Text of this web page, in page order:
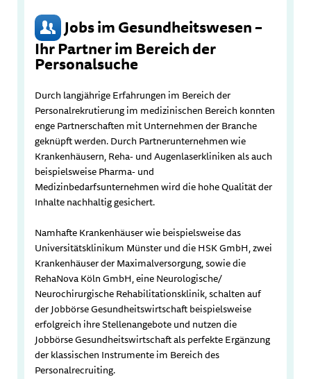
Jobs im Gesundheitswesen –
Ihr Partner im Bereich der
Personalsuche
Durch langjährige Erfahrungen im Bereich der
Personalrekrutierung im medizinischen Bereich konnten
enge Partnerschaften mit Unternehmen der Branche
geknüpft werden. Durch Partnerunternehmen wie
Krankenhäusern, Reha- und Augenlaserkliniken als auch
beispielsweise Pharma- und
Medizinbedarfsunternehmen wird die hohe Qualität der
Inhalte nachhaltig gesichert.
Namhafte Krankenhäuser wie beispielsweise das
Universitätsklinikum Münster und die HSK GmbH, zwei
Krankenhäuser der Maximalversorgung, sowie die
RehaNova Köln GmbH, eine Neurologische/
Neurochirurgische Rehabilitationsklinik, schalten auf
der Jobbörse Gesundheitswirtschaft beispielsweise
erfolgreich ihre Stellenangebote und nutzen die
Jobbörse Gesundheitswirtschaft als perfekte Ergänzung
der klassischen Instrumente im Bereich des
Personalrecruiting.